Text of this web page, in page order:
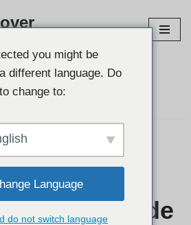
si partnera 👉
»Honolulu USASexGuide
you might be
different language. Do
change to:
Language
do not switch language